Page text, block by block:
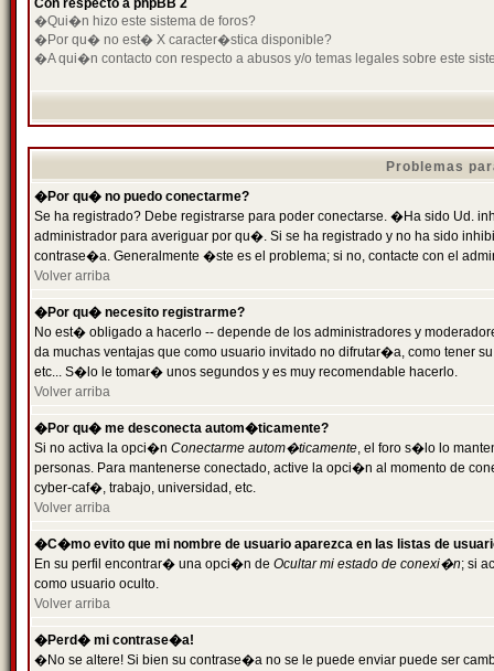
Con respecto a phpBB 2
�Qui�n hizo este sistema de foros?
�Por qu� no est� X caracter�stica disponible?
�A qui�n contacto con respecto a abusos y/o temas legales sobre este
Problemas
�Por qu� no puedo conectarme?
Se ha registrado? Debe registrarse para poder conectarse. �Ha sido Ud.
administrador para averiguar por qu�. Si se ha registrado y no ha sido
contrase�a. Generalmente �ste es el problema; si no, contacte con el
Volver arriba
�Por qu� necesito registrarme?
No est� obligado a hacerlo -- depende de los administradores y
da muchas ventajas que como usuario invitado no difrutar�a, como tener
etc... S�lo le tomar� unos segundos y es muy recomendable hacerlo.
Volver arriba
�Por qu� me desconecta autom�ticamente?
Si no activa la opci�n Conectarme autom�ticamente, el foro s�lo lo
personas. Para mantenerse conectado, active la opci�n al momento de
cyber-caf�, trabajo, universidad, etc.
Volver arriba
�C�mo evito que mi nombre de usuario aparezca en las listas de
En su perfil encontrar� una opci�n de Ocultar mi estado de conexi�n; si
como usuario oculto.
Volver arriba
�Perd� mi contrase�a!
�No se altere! Si bien su contrase�a no se le puede enviar puede ser